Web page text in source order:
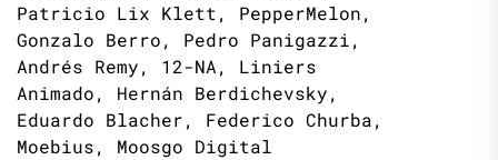
Patricio Lix Klett, PepperMelon,
Gonzalo Berro, Pedro Panigazzi,
Andrés Remy, 12-NA, Liniers
Animado, Hernán Berdichevsky,
Eduardo Blacher, Federico Churba,
Moebius, Moosgo Digital